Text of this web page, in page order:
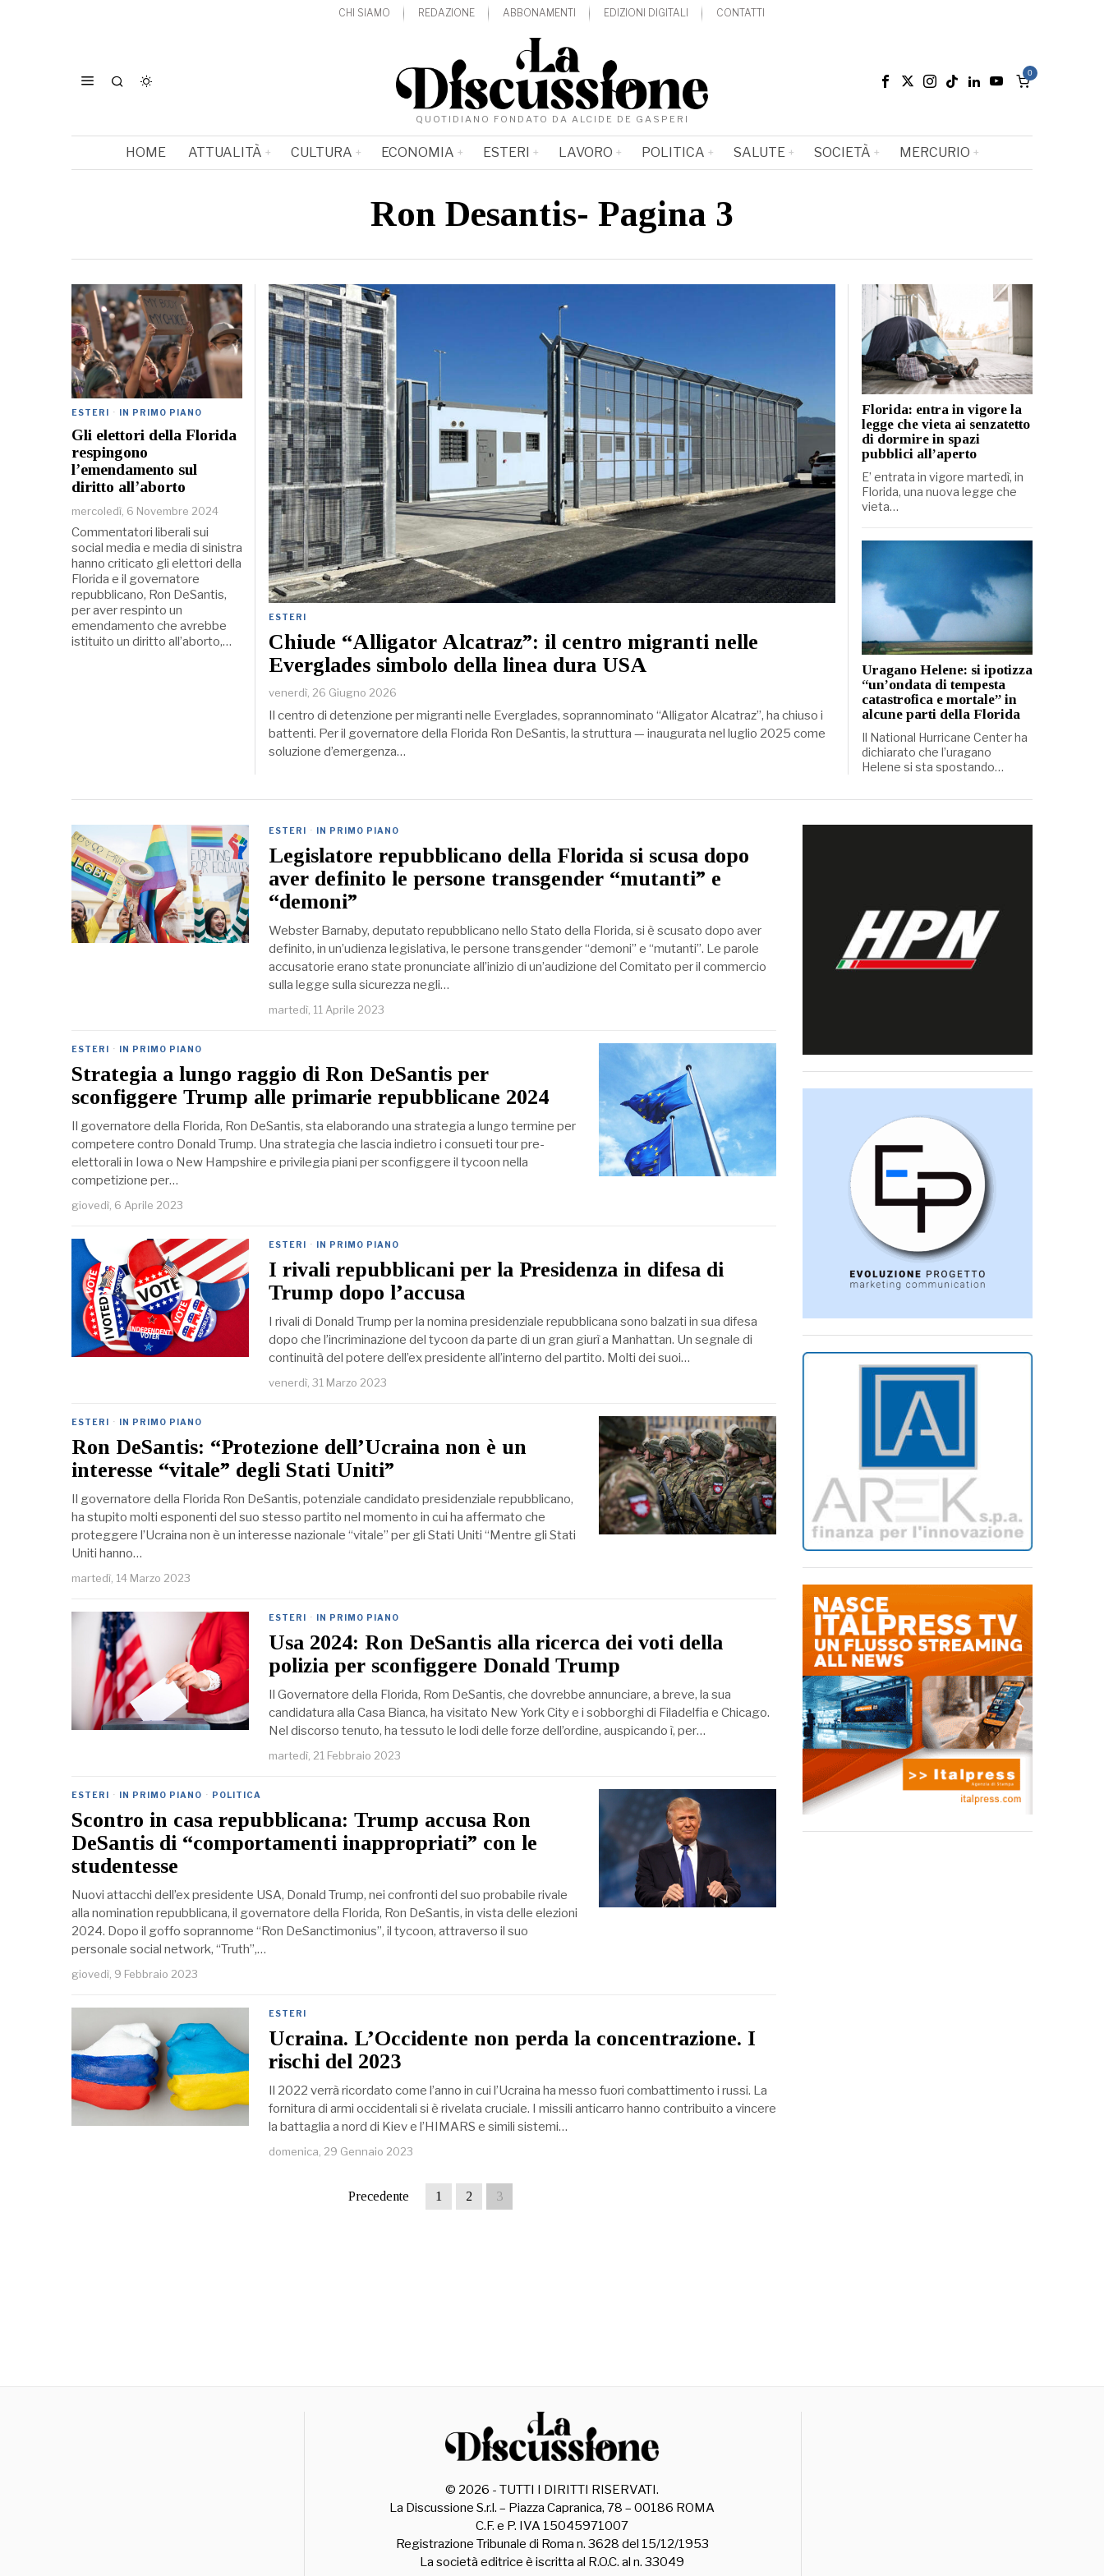
CHI SIAMO REDAZIONE ABBONAMENTI EDIZIONI DIGITALI CONTATTI
QUOTIDIANO FONDATO DA ALCIDE DE GASPERI
0
HOME ATTUALITÀ CULTURA ECONOMIA ESTERI LAVORO POLITICA SALUTE SOCIETÀ MERCURIO
Ron Desantis- Pagina 3
ESTERI
Chiude “Alligator Alcatraz”: il centro migranti nelle
Everglades simbolo della linea dura USA
venerdì, 26 Giugno 2026
Il centro di detenzione per migranti nelle Everglades, soprannominato “Alligator Alcatraz”, ha chiuso i
battenti. Per il governatore della Florida Ron DeSantis, la struttura — inaugurata nel luglio 2025 come
soluzione d’emergenza…
ESTERI · IN PRIMO PIANO
Gli elettori della Florida
respingono
l’emendamento sul
diritto all’aborto
mercoledì, 6 Novembre 2024
Commentatori liberali sui
social media e media di sinistra
hanno criticato gli elettori della
Florida e il governatore
repubblicano, Ron DeSantis,
per aver respinto un
emendamento che avrebbe
istituito un diritto all’aborto,…
Florida: entra in vigore la
legge che vieta ai senzatetto
di dormire in spazi
pubblici all’aperto
E’ entrata in vigore martedì, in
Florida, una nuova legge che
vieta…
Uragano Helene: si ipotizza
“un’ondata di tempesta
catastrofica e mortale” in
alcune parti della Florida
Il National Hurricane Center ha
dichiarato che l’uragano
Helene si sta spostando…
ESTERI · IN PRIMO PIANO
Legislatore repubblicano della Florida si scusa dopo
aver definito le persone transgender “mutanti” e
“demoni”
Webster Barnaby, deputato repubblicano nello Stato della Florida, si è scusato dopo aver
definito, in un’udienza legislativa, le persone transgender “demoni” e “mutanti”. Le parole
accusatorie erano state pronunciate all’inizio di un’audizione del Comitato per il commercio
sulla legge sulla sicurezza negli…
martedì, 11 Aprile 2023
ESTERI · IN PRIMO PIANO
Strategia a lungo raggio di Ron DeSantis per
sconfiggere Trump alle primarie repubblicane 2024
Il governatore della Florida, Ron DeSantis, sta elaborando una strategia a lungo termine per
competere contro Donald Trump. Una strategia che lascia indietro i consueti tour pre-
elettorali in Iowa o New Hampshire e privilegia piani per sconfiggere il tycoon nella
competizione per…
giovedì, 6 Aprile 2023
ESTERI · IN PRIMO PIANO
I rivali repubblicani per la Presidenza in difesa di
Trump dopo l’accusa
I rivali di Donald Trump per la nomina presidenziale repubblicana sono balzati in sua difesa
dopo che l’incriminazione del tycoon da parte di un gran giurì a Manhattan. Un segnale di
continuità del potere dell’ex presidente all’interno del partito. Molti dei suoi…
venerdì, 31 Marzo 2023
ESTERI · IN PRIMO PIANO
Ron DeSantis: “Protezione dell’Ucraina non è un
interesse “vitale” degli Stati Uniti”
Il governatore della Florida Ron DeSantis, potenziale candidato presidenziale repubblicano,
ha stupito molti esponenti del suo stesso partito nel momento in cui ha affermato che
proteggere l’Ucraina non è un interesse nazionale “vitale” per gli Stati Uniti “Mentre gli Stati
Uniti hanno…
martedì, 14 Marzo 2023
ESTERI · IN PRIMO PIANO
Usa 2024: Ron DeSantis alla ricerca dei voti della
polizia per sconfiggere Donald Trump
Il Governatore della Florida, Rom DeSantis, che dovrebbe annunciare, a breve, la sua
candidatura alla Casa Bianca, ha visitato New York City e i sobborghi di Filadelfia e Chicago.
Nel discorso tenuto, ha tessuto le lodi delle forze dell’ordine, auspicando ì, per…
martedì, 21 Febbraio 2023
ESTERI · IN PRIMO PIANO · POLITICA
Scontro in casa repubblicana: Trump accusa Ron
DeSantis di “comportamenti inappropriati” con le
studentesse
Nuovi attacchi dell’ex presidente USA, Donald Trump, nei confronti del suo probabile rivale
alla nomination repubblicana, il governatore della Florida, Ron DeSantis, in vista delle elezioni
2024. Dopo il goffo soprannome “Ron DeSanctimonius”, il tycoon, attraverso il suo
personale social network, “Truth”,…
giovedì, 9 Febbraio 2023
ESTERI
Ucraina. L’Occidente non perda la concentrazione. I
rischi del 2023
Il 2022 verrà ricordato come l’anno in cui l’Ucraina ha messo fuori combattimento i russi. La
fornitura di armi occidentali si è rivelata cruciale. I missili anticarro hanno contribuito a vincere
la battaglia a nord di Kiev e l’HIMARS e simili sistemi…
domenica, 29 Gennaio 2023
Precedente 1 2 3
© 2026 - TUTTI I DIRITTI RISERVATI.
La Discussione S.r.l. – Piazza Capranica, 78 – 00186 ROMA
C.F. e P. IVA 15045971007
Registrazione Tribunale di Roma n. 3628 del 15/12/1953
La società editrice è iscritta al R.O.C. al n. 33049